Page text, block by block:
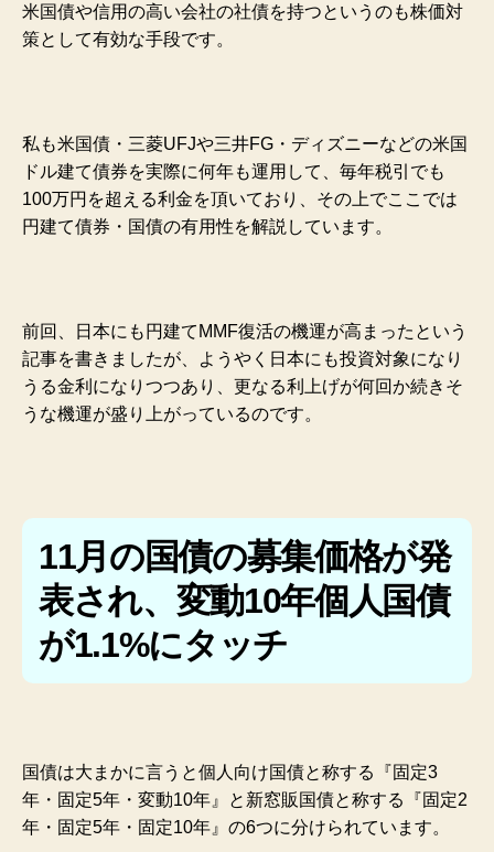
米国債や信用の高い会社の社債を持つというのも株価対
策として有効な手段です。
私も米国債・三菱UFJや三井FG・ディズニーなどの米国
ドル建て債券を実際に何年も運用して、毎年税引でも
100万円を超える利金を頂いており、その上でここでは
円建て債券・国債の有用性を解説しています。
前回、日本にも円建てMMF復活の機運が高まったという
記事を書きましたが、ようやく日本にも投資対象になり
うる金利になりつつあり、更なる利上げが何回か続きそ
うな機運が盛り上がっているのです。
11月の国債の募集価格が発
表され、変動10年個人国債
が1.1%にタッチ
国債は大まかに言うと個人向け国債と称する『固定3
年・固定5年・変動10年』と新窓販国債と称する『固定2
年・固定5年・固定10年』の6つに分けられています。